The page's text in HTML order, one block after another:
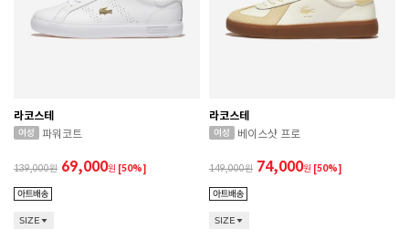
라코스테
파워코트
139,000 69,000원 [50%]
SIZE
라코스테
베이스샷 프로
149,000 74,000원 [50%]
SIZE